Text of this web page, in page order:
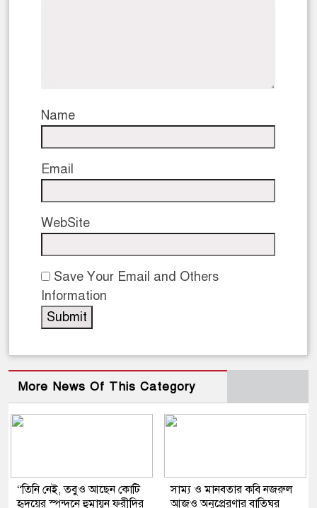
Name
Email
WebSite
Save Your Email and Others
Information
More News Of This Category
“তিনি নেই, তবুও আছেন কোটি
হৃদয়ের স্পন্দনে হুমায়ূন ফরীদির
সাম্য ও মানবতার কবি নজরুল
আজও অনুপ্রেরণার বাতিঘর